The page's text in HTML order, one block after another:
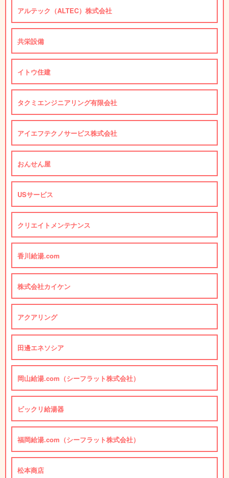
アルテック（ALTEC）株式会社
共栄設備
イトウ住建
タクミエンジニアリング有限会社
アイエフテクノサービス株式会社
おんせん屋
USサービス
クリエイトメンテナンス
香川給湯.com
株式会社カイケン
アクアリング
田邊エネソシア
岡山給湯.com（シーフラット株式会社）
ビックリ給湯器
福岡給湯.com（シーフラット株式会社）
松本商店